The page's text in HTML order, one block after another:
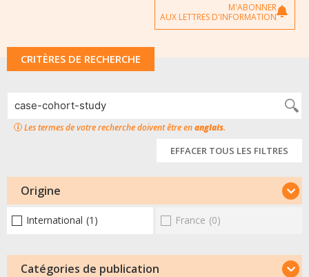
M'ABONNER
AUX LETTRES D'INFORMATION
CRITÈRES DE RECHERCHE
Les termes de votre recherche doivent être enanglais.
EFFACER TOUS LES FILTRES
Origine
International (1) France (0)
Catégories de publication